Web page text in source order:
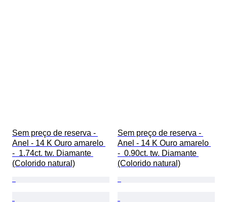
Sem preço de reserva -
Anel - 14 K Ouro amarelo
-  1.74ct. tw. Diamante
(Colorido natural)
Sem preço de reserva -
Anel - 14 K Ouro amarelo
-  0.90ct. tw. Diamante
(Colorido natural)